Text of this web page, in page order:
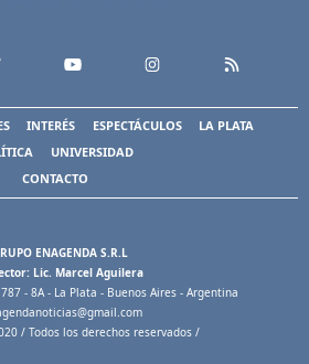
INTERÉS ESPECTÁCULOS
LA PLATA
UNIVERSIDAD
CONTACTO
ENAGENDA S.R.L
Lic. Marcel Aguilera
- 8A - La Plata - Buenos Aires - Argentina
/ Todos los derechos reservados /